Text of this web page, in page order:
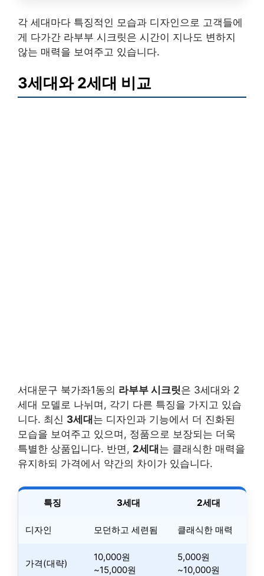
각 세대마다 특징적인 모습과 디자인으로 고객들에
게 다가간 라부부 시크릿은 시간이 지나도 변하지
않는 매력을 보여주고 있습니다.
3세대와 2세대 비교
서대문구 북가좌1동의 라부부 시크릿은 3세대와 2
세대 모델로 나뉘며, 각기 다른 특징을 가지고 있습
니다. 최신 3세대 는 디자인과 기능에서 더 진화된
모습을 보여주고 있으며, 정품으로 보장되는 더욱
특별한 상품입니다. 반면, 2세대 는 클래식한 매력을
유지하되 가격에서 약간의 차이가 있습니다.
특징 3세대 2세대
디자인 모던하고 세련됨 클래식한 매력
가격(대략)
10,000원
~15,000원
5,000원
~10,000원